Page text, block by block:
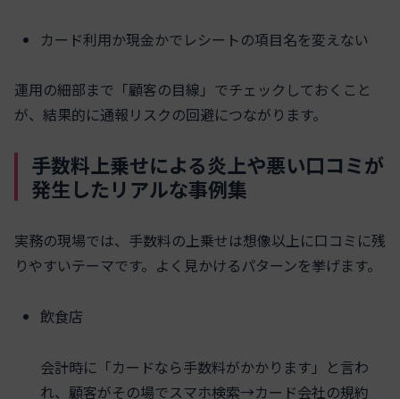
カード利用か現金かでレシートの項目名を変えない
運用の細部まで「顧客の目線」でチェックしておくこと
が、結果的に通報リスクの回避につながります。
手数料上乗せによる炎上や悪い口コミが
発生したリアルな事例集
実務の現場では、手数料の上乗せは想像以上に口コミに残
りやすいテーマです。よく見かけるパターンを挙げます。
飲食店
会計時に「カードなら手数料がかかります」と言わ
れ、顧客がその場でスマホ検索→カード会社の規約